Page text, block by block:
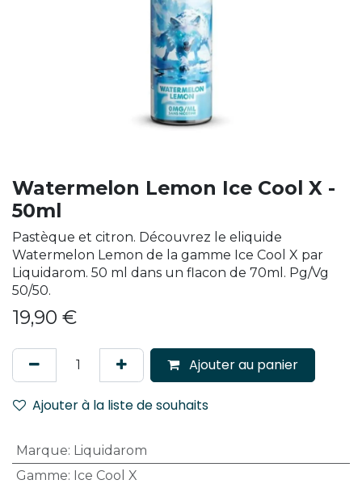
Watermelon Lemon Ice Cool X -
50ml
Pastèque et citron. Découvrez le eliquide
Watermelon Lemon de la gamme Ice Cool X par
Liquidarom. 50 ml dans un flacon de 70ml. Pg/Vg
50/50.
19,90 €
Ajouter au panier
Ajouter à la liste de souhaits
Marque: Liquidarom
Gamme: Ice Cool X